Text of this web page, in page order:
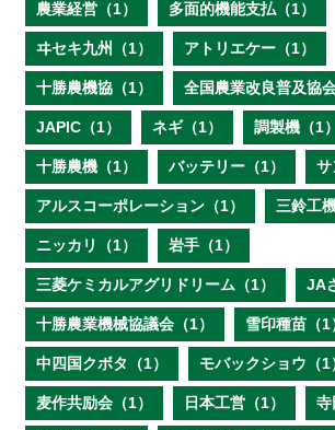
農業経営（1） 多面的機能支払（1）
ヰセキ九州（1） アトリエケー（1）
十勝農機協（1） 全国農業改良普及協会
JAPIC（1） ネギ（1） 調製機（1）
十勝農機（1） バッテリー（1） サ
アルスコーポレーション（1） 三鈴工
ニッカリ（1） 岩手（1）
三菱ケミカルアグリドリーム（1） JA
十勝農業機械協議会（1） 雪印種苗（1
中四国クボタ（1） モバックショウ（1
麦作共励会（1） 日本工営（1） 寺